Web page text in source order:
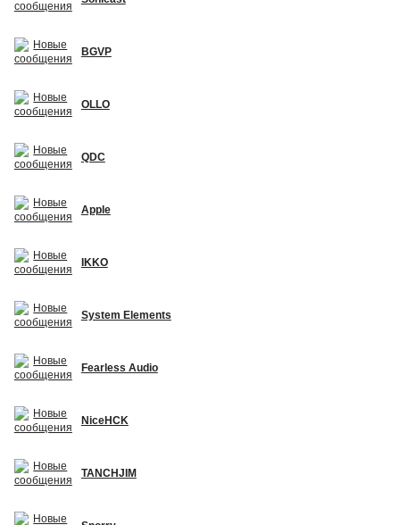
BGVP
OLLO
QDC
Apple
IKKO
System Elements
Fearless Audio
NiceHCK
TANCHJIM